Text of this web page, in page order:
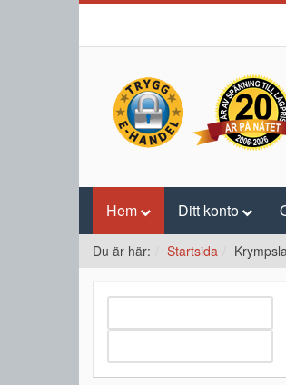
Hem Ditt konto
Du är här: Startsida